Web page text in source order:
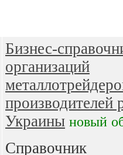
Бизнес-
организаций
производителей
Украины новый
Справочник